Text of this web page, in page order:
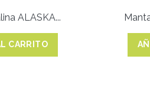
ALASKA...
CARRITO